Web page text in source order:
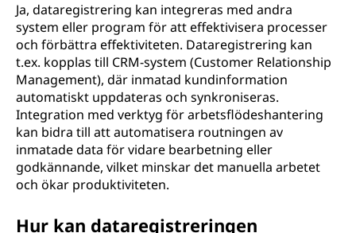
Ja, dataregistrering kan integreras med andra
system eller program för att effektivisera processer
och förbättra effektiviteten. Dataregistrering kan
t.ex. kopplas till CRM-system (Customer Relationship
Management), där inmatad kundinformation
automatiskt uppdateras och synkroniseras.
Integration med verktyg för arbetsflödeshantering
kan bidra till att automatisera routningen av
inmatade data för vidare bearbetning eller
godkännande, vilket minskar det manuella arbetet
och ökar produktiviteten.
Hur kan dataregistreringen